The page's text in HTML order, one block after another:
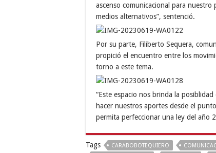
ascenso comunicacional para
medios alternativos”, sentenció.
Por su parte, Filiberto Sequera,
propició el encuentro entre los
torno a este tema.
“Este espacio nos brinda la
hacer nuestros aportes desde el
permita perfeccionar una ley del año
Tags CARABOBOTEQUIERO